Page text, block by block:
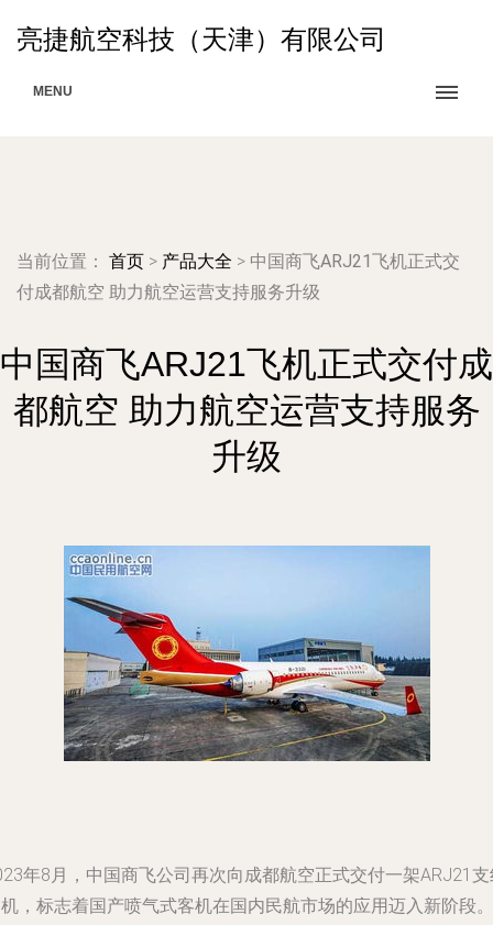
亮捷航空科技（天津）有限公司
MENU
当前位置： 首页 > 产品大全 > 中国商飞ARJ21飞机正式交
付成都航空 助力航空运营支持服务升级
中国商飞ARJ21飞机正式交付成
都航空 助力航空运营支持服务
升级
年8月，中国商飞公司再次向成都航空正式交付一架ARJ21
，标志着国产喷气式客机在国内民航市场的应用迈入新阶段。